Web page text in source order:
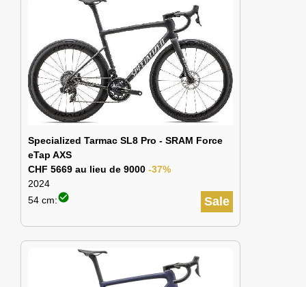
Specialized Tarmac SL8 Pro - SRAM Force
eTap AXS
CHF 5669 au lieu de 9000 -37%
2024
Sale
54 cm:check_circle